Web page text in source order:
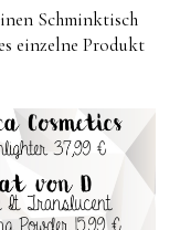
Schminktisch
einzelne Produkt